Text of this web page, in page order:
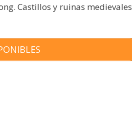
Castillos y ruinas medievales